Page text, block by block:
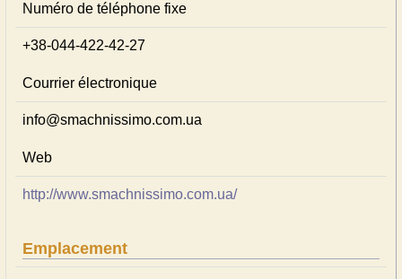
Numéro de téléphone fixe
+38-044-422-42-27
Courrier électronique
info@smachnissimo.com.ua
Web
http://www.smachnissimo.com.ua/
Emplacement